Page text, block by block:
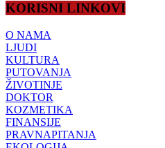
KORISNI LINKOVI
O NAMA
LJUDI
KULTURA
PUTOVANJA
ŽIVOTINJE
DOKTOR
KOZMETIKA
FINANSIJE
PRAVNAPITANJA